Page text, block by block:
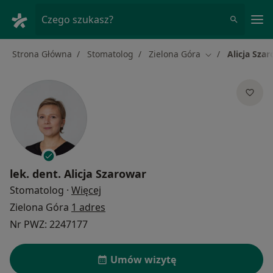
Czego szukasz?
Strona Główna Stomatolog Zielona Góra Zmień miasto
Alicja
lek. dent. Alicja Szarowar
Stomatolog · Więcej
Zielona Góra 1 adres
Nr PWZ: 2247177
Umów wizytę